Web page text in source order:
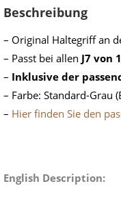
Beschreibung
– Original Haltegriff an
– Passt bei allen J7 von
– Inklusive der
– Farbe: Standard-Grau
– Hier finden Sie den
English Description: